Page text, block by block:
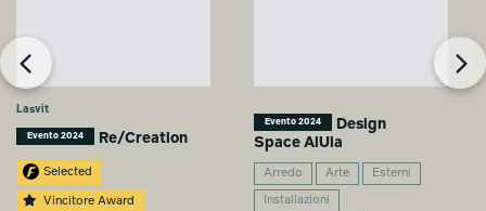
Lasvit
Evento 2024 Re/Creation
Selected
Vincitore Award
Evento 2024
Design
Space AlUla
Arredo Arte Esterni
Installazioni